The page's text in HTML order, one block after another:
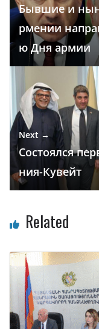
k
Бывшие и
рмении
ю Дня армии
Next →
Состоялся
ния-Кувейт
Related